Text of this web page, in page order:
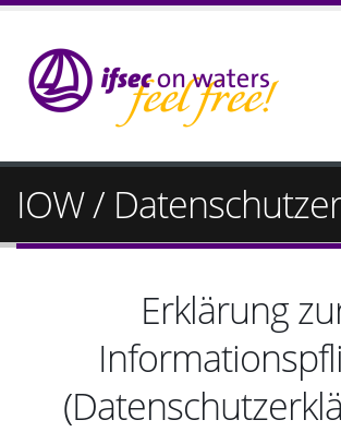
IOW /
Erklärung